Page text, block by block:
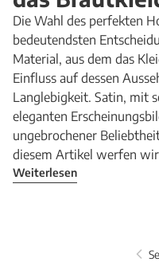
Die Wahl des perfekten
bedeutendsten
Material, aus dem das
Einfluss auf dessen
Langlebigkeit. Satin, mit
eleganten
ungebrochener
diesem Artikel werfen
Weiterlesen